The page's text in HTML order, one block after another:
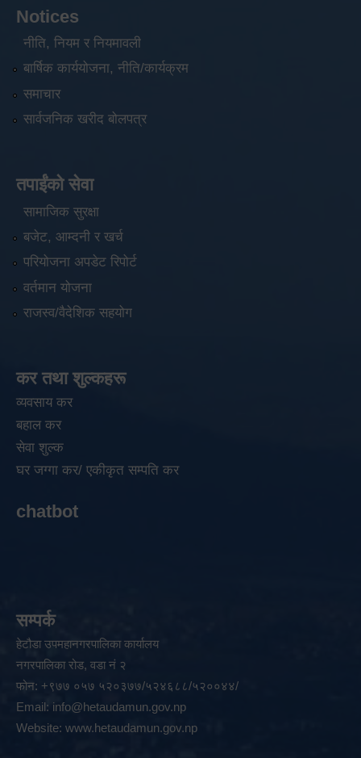
Notices
नीति, नियम र नियमावली
बार्षिक कार्ययोजना, नीति/कार्यक्रम
समाचार
सार्वजनिक खरीद बोलपत्र
तपाईंको सेवा
सामाजिक सुरक्षा
बजेट, आम्दनी र खर्च
परियोजना अपडेट रिपोर्ट
वर्तमान योजना
राजस्व/वैदेशिक सहयोग
कर तथा शुल्कहरू
व्यवसाय कर
बहाल कर
सेवा शुल्क
घर जग्गा कर/ एकीकृत सम्पति कर
chatbot
सम्पर्क
हेटौडा उपमहानगरपालिका कार्यालय
नगरपालिका रोड, वडा नं २
फोन: +९७७ ०५७ ५२०३७७/५२४६८८/५२००४४/
Email: info@hetaudamun.gov.np
Website: www.hetaudamun.gov.np